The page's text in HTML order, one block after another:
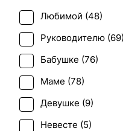
Последний звонок (
Рождение ребенка
Рождество (38
Татьянин день (
Юбилей ( 51)
Любимой (48)
Руководителю (69)
Бабушке (76)
Маме (78)
Девушке (9)
Невесте (5)